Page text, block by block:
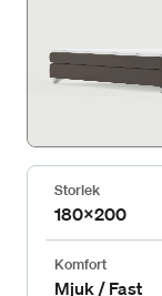
Storlek
180x200
Komfort
Mjuk / Fast